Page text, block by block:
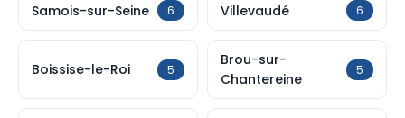
Samois-sur-Seine 6 Villevaudé 6
Boissise-le-Roi 5
Brou-sur-
Chantereine
5